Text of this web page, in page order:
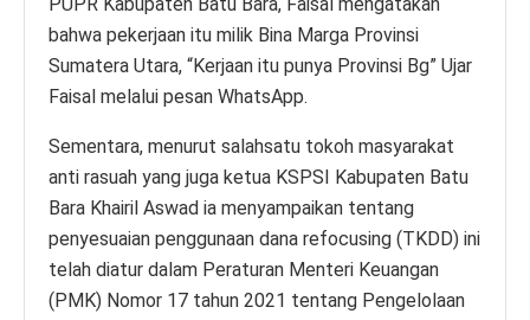
bahwa pekerjaan itu milik Bina Marga Provinsi
Sumatera Utara, “Kerjaan itu punya Provinsi Bg” Ujar
Faisal melalui pesan WhatsApp.
Sementara, menurut salahsatu tokoh masyarakat
anti rasuah yang juga ketua KSPSI Kabupaten Batu
Bara Khairil Aswad ia menyampaikan tentang
penyesuaian penggunaan dana refocusing (TKDD) ini
telah diatur dalam Peraturan Menteri Keuangan
(PMK) Nomor 17 tahun 2021 tentang Pengelolaan